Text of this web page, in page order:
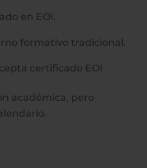
en EOI.
formativo tradicional.
certificado EOI
académica, pero